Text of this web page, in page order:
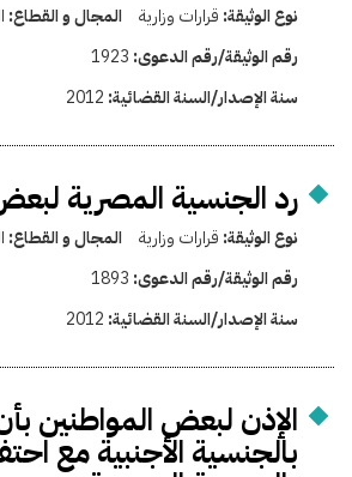
نوع الوثيقة: قرارات وزارية المجال و القطاع:
رقم الوثيقة/رقم الدعوى: 1923
سنة الإصدار/السنة القضائية: 2012
رد الجنسية المصرية
نوع الوثيقة: قرارات وزارية المجال و القطاع:
رقم الوثيقة/رقم الدعوى: 1893
سنة الإصدار/السنة القضائية: 2012
الإذن لبعض المواطنين
بالجنسية الأجنبية مع